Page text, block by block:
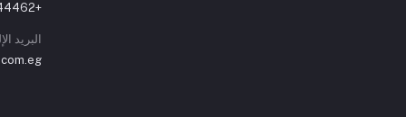
+01007744462
البريد